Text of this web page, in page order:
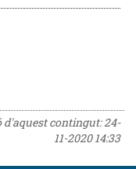
d'aquest contingut:24-
11-2020 14:33